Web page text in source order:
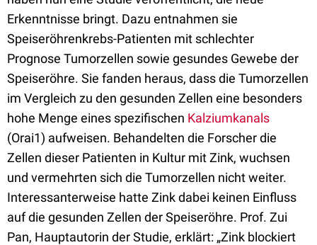
Erkenntnisse bringt. Dazu entnahmen sie
Speiseröhrenkrebs-Patienten mit schlechter
Prognose Tumorzellen sowie gesundes Gewebe der
Speiseröhre. Sie fanden heraus, dass die Tumorzellen
im Vergleich zu den gesunden Zellen eine besonders
hohe Menge eines spezifischen Kalziumkanals
(Orai1) aufweisen. Behandelten die Forscher die
Zellen dieser Patienten in Kultur mit Zink, wuchsen
und vermehrten sich die Tumorzellen nicht weiter.
Interessanterweise hatte Zink dabei keinen Einfluss
auf die gesunden Zellen der Speiseröhre. Prof. Zui
Pan, Hauptautorin der Studie, erklärt: „Zink blockiert